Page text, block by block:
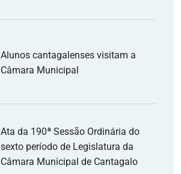
Alunos cantagalenses visitam a
Câmara Municipal
Ata da 190ª Sessão Ordinária do
sexto período de Legislatura da
Câmara Municipal de Cantagalo